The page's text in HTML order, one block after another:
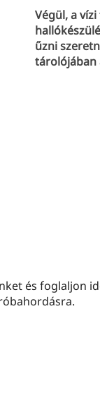
Végül, a
űzni
tárolójában
és foglaljon